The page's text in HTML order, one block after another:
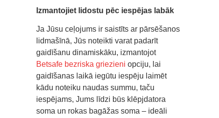
Izmantojiet lidostu pēc iespējas labāk
Ja Jūsu ceļojums ir saistīts ar pārsēšanos
lidmašīnā, Jūs noteikti varat padarīt
gaidīšanu dinamiskāku, izmantojot
Betsafe bezriska griezieni opciju, lai
gaidīšanas laikā iegūtu iespēju laimēt
kādu noteiku naudas summu, taču
iespējams, Jums līdzi būs klēpjdatora
soma un rokas bagāžas soma – ideāli